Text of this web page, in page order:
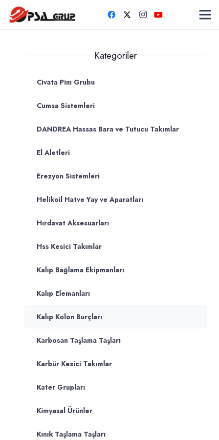
Kategoriler
Civata Pim Grubu
Cumsa Sistemleri
DANDREA Hassas Bara ve Tutucu Takımlar
El Aletleri
Erezyon Sistemleri
Helikoil Hatve Yay ve Aparatları
Hırdavat Aksesuarları
Hss Kesici Takımlar
Kalıp Bağlama Ekipmanları
Kalıp Elemanları
Kalıp Kolon Burçları
Karbosan Taşlama Taşları
Karbür Kesici Takımlar
Kater Grupları
Kimyasal Ürünler
Kınık Taşlama Taşları